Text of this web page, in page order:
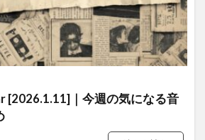
[2026.1.11]｜今週の気になる音